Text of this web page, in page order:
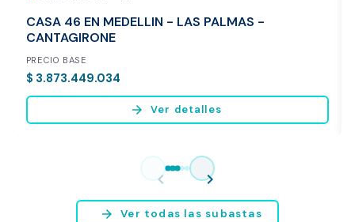
* Servicio disponible exclusivamente para inmuebles ubicados en
Bogotá y Medellín.
CASA 46 EN MEDELLIN - LAS PALMAS -
CANTAGIRONE
PRECIO BASE
$ 3.873.449.034
arrow_forward Ver detalles
chevron_left chevron_right
arrow_forward Ver todas las subastas